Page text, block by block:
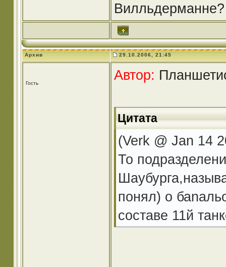
Вилльдерманне?
Архив 29.10.2006, 21:45
Гость
Автор:
Цитата
(Verk @ Jan 14
То
понял) о
составе 11й